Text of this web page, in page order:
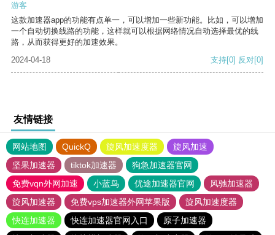
游客
这款加速器app的功能有点单一，可以增加一些新功能。比如，可以增加
一个自动切换线路的功能，这样就可以根据网络情况自动选择最优的线
路，从而获得更好的加速效果。
2024-04-18
支持[0] 反对[0]
友情链接
网站地图 QuickQ 旋风加速度器
旋风加速
坚果加速器
tiktok加速器
狗急加速器官网
免费vqn外网加速
小蓝鸟 优途加速器官网
风驰加速器
旋风加速器
免费vps加速器外网苹果版
旋风加速度器
快连加速器
快连加速器官网入口
原子加速器